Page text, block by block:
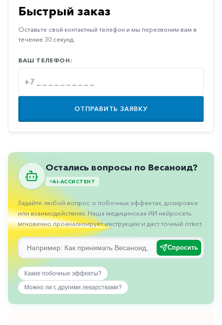
средства
Остеопороз
Офтальмология
Противоаллергические
Противогрибковые
Противоопухолевые
Противоподагрические
Противорвотные
Противоэпилептические
Пульмонология
Быстрый заказ
Оставьте свой контактный телефон и мы перезвоним вам в
течение 30 секунд.
ВАШ ТЕЛЕФОН:
ОТПРАВИТЬ ЗАЯВКУ
Остались вопросы по Весаноид?
AI-АССИСТЕНТ
Задайте любой вопрос о побочных эффектах, дозировке
или взаимодействиях. Наша медицинская ИИ нейросеть
мгновенно проанализирует инструкции и даст точный ответ.
Спросить
Какие побочные эффекты?
Можно ли с другими лекарствами?